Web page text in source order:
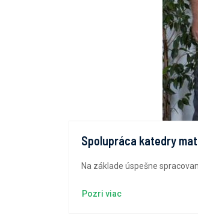
Spolupráca katedry
Na základe úspešne
Pozri viac